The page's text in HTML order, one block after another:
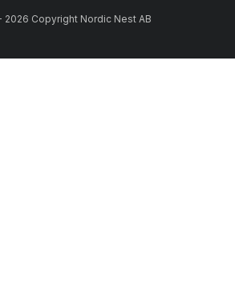
2026 Copyright Nordic Nest AB